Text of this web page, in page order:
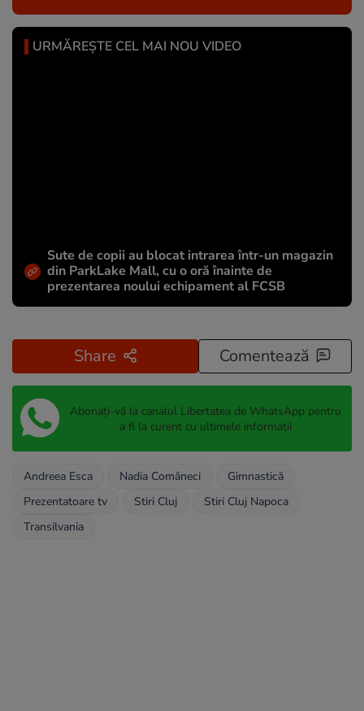
URMĂREȘTE CEL MAI NOU VIDEO
Sute de copii au blocat intrarea într-un magazin
din ParkLake Mall, cu o oră înainte de
prezentarea noului echipament al FCSB
Share Comentează
Abonați-vă la canalul Libertatea de WhatsApp pentru
a fi la curent cu ultimele informații
Andreea Esca Nadia Comăneci
Gimnastică
Prezentatoare tv
Stiri Cluj
Stiri Cluj Napoca
Transilvania